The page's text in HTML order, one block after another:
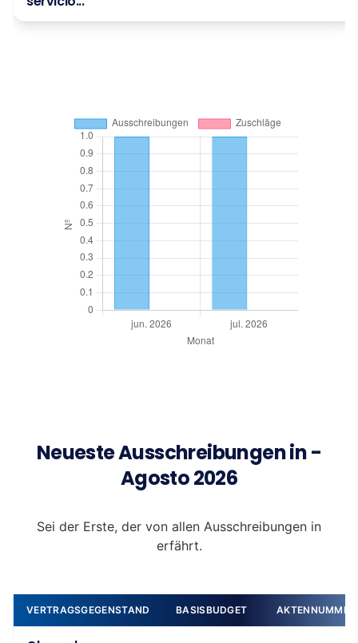
Neueste Ausschreibungen in -
Agosto 2026
Sei der Erste, der von allen Ausschreibungen in
erfährt.
VERTRAGSGEGENSTAND BASISBUDGET AKTENNUMMER